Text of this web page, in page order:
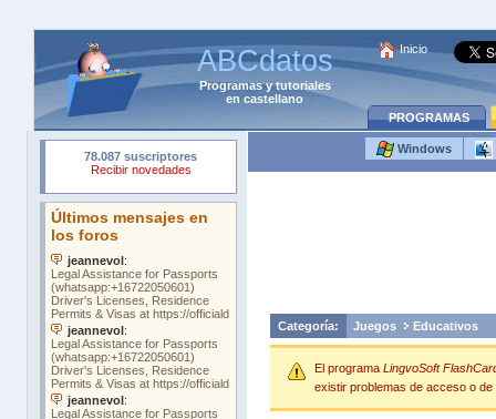
ABCdatos
Programasytutoriales
en castellano
Inicio
PROGRAMAS
Windows
Categoría: Juegos Educativos
El programa LingvoSoft
existir problemas de acceso o